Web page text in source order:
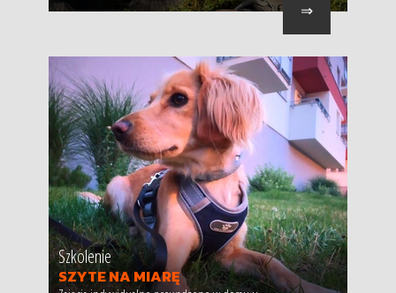
Szkolenie
SZYTE NA MIARĘ
⇒